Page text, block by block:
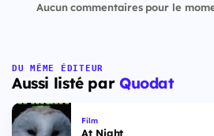
Aucun commentaires pour le
DU MÊME ÉDITEUR
Aussi listé par Quodat
Film
At Night